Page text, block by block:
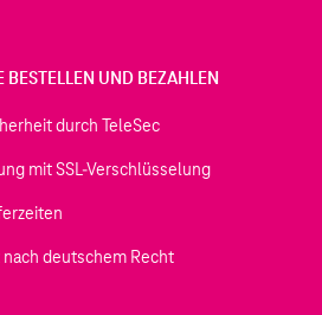
BESTELLEN UND BEZAHLEN
durch TeleSec
mit SSL-Verschlüsselung
deutschem Recht